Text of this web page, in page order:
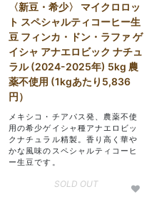
〈新豆・希少〉 マイクロロッ
ト スペシャルティコーヒー生
豆 フィンカ・ドン・ラファ ゲ
イシャ アナエロビック ナチュ
ラル (2024-2025年) 5kg 農
薬不使用 (1kgあたり5,836
円）
メキシコ・チアパス発、農薬不使
用の希少ゲイシャ種アナエロビッ
クナチュラル精製。香り高く華や
かな風味のスペシャルティコーヒ
ー生豆です。
SOLD OUT